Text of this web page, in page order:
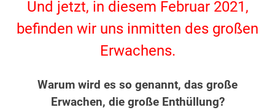
Und jetzt, in diesem Februar 2021,
befinden wir uns inmitten des großen
Erwachens.
Warum wird es so genannt, das große
Erwachen, die große Enthüllung?